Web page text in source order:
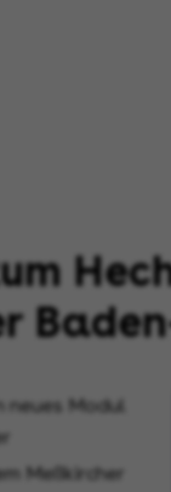
Modul
Meßkircher